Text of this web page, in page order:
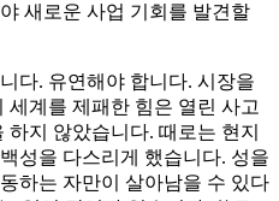
새로운 사업 기회를 발견할
다. 유연해야 합니다. 시장을
세계를 제패한 힘은 열린 사고
지 않았습니다. 때로는 현지
성을 다스리게 했습니다. 성을
하는 자만이 살아남을 수 있다